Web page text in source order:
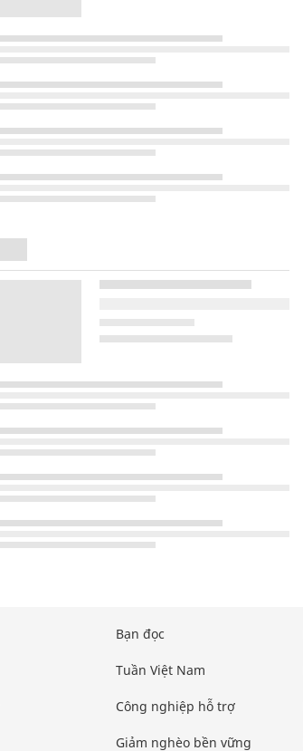
Bạn đọc
Tuần Việt Nam
Công nghiệp hỗ trợ
Giảm nghèo bền vững